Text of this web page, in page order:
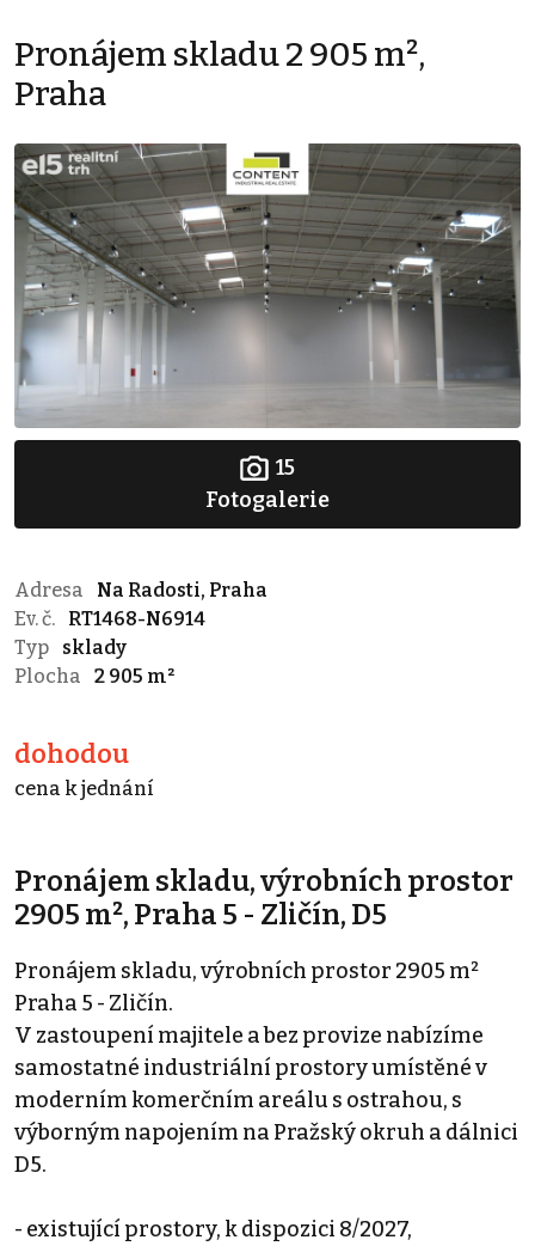
Pronájem skladu 2 905 m²,
Praha
15
Fotogalerie
Adresa
Na Radosti, Praha
Ev. č.
RT1468-N6914
Typ
sklady
Plocha
2 905 m²
dohodou
cena k jednání
Pronájem skladu, výrobních prostor
2905 m², Praha 5 - Zličín, D5
Pronájem skladu, výrobních prostor 2905 m²
Praha 5 - Zličín.
V zastoupení majitele a bez provize nabízíme
samostatné industriální prostory umístěné v
moderním komerčním areálu s ostrahou, s
výborným napojením na Pražský okruh a dálnici
D5.
- existující prostory, k dispozici 8/2027,